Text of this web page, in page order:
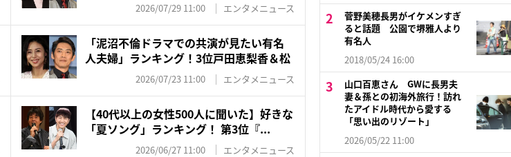
2026/07/29 11:00 エンタメニュース
「泥沼不倫ドラマでの共演が見たい有名
人夫婦」ランキング！3位戸田恵梨香＆松
2026/07/23 11:00 エンタメニュース
【40代以上の女性500人に聞いた】好きな
「夏ソング」ランキング！ 第3位『...
2026/06/27 11:00 エンタメニュース
菅野美穂長男がイケメンすぎ
ると話題 公園で堺雅人より
有名人
2018/05/24 16:00
山口百恵さん GWに長男夫
妻＆孫との初海外旅行！訪れ
たアイドル時代から愛する
「思い出のリゾート」
2026/05/22 11:00